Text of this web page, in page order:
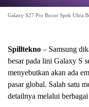
Galaxy S27 Pro Bocor Spek Ultra
Spilltekno – Samsung
besar pada lini Galaxy S
menyebutkan akan ada
pasar global. Salah satu
detailnya melalui